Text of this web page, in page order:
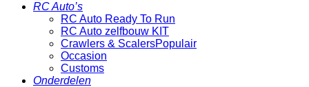
RC Auto’s
RC Auto Ready To Run
RC Auto zelfbouw KIT
Crawlers & Scalers
Occasion
Customs
Onderdelen